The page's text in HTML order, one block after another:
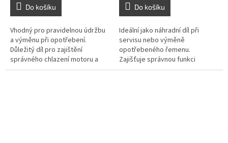
Do košíku
Vhodný pro pravidelnou údržbu
a výměnu při opotřebení.
Důležitý díl pro zajištění
správného chlazení motoru a
prevence přehřátí.
Do košíku
Ideální jako náhradní díl při
servisu nebo výměně
opotřebeného řemenu.
Zajišťuje správnou funkci
kompresoru a spolehlivost celé